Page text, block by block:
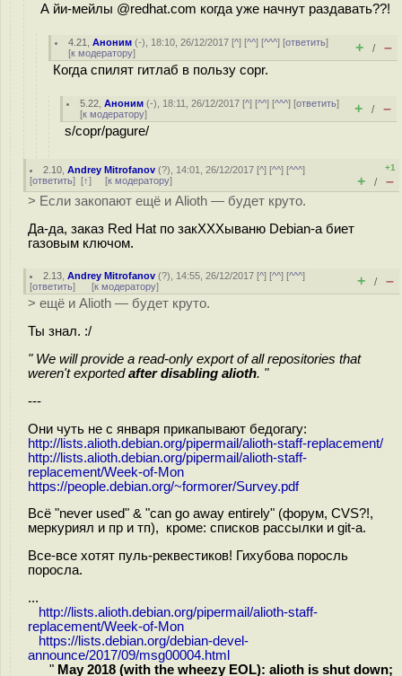
А йи-мейлы @redhat.com когда уже начнут раздавать??!
4.21 ,Аноним (-), 18:10, 26/12/2017 [^] [^^] [^^^] [ответить]
[к модератору] + / –
Когда спилят гитлаб в пользу copr.
5.22 ,Аноним (-), 18:11, 26/12/2017 [^] [^^] [^^^] [ответить]
[к модератору] + / –
s/copr/pagure/
2.10 ,Andrey Mitrofanov (?), 14:01, 26/12/2017 [^] [^^] [^^^]
[ответить] [↑] [к модератору]
+1
+ / –
> Если зaкопают ещё и Alioth — будет круто.
Да-да, заказ Red Hat по закXXXываню Debian-а биет
газовым ключом.
2.13 ,Andrey Mitrofanov (?), 14:55, 26/12/2017 [^] [^^] [^^^]
[ответить] [к модератору] + / –
> ещё и Alioth — будет круто.
Ты знал. :/
" We will provide a read-only export of all repositories that
weren't exportedafter disabling alioth. "
---
Они чуть не с января прикапывают бедогагу:
http://lists.alioth.debian.org/pipermail/alioth-staff-replacement/
http://lists.alioth.debian.org/pipermail/alioth-staff-
replacement/Week-of-Mon
https://people.debian.org/~formorer/Survey.pdf
Всё "never used" & "can go away entirely" (форум, CVS?!,
меркуриял и пр и тп), кроме: списков рассылки и git-а.
Все-все хотят пуль-реквестиков! Гихубова поросль
поросла.
...
http://lists.alioth.debian.org/pipermail/alioth-staff-
replacement/Week-of-Mon
https://lists.debian.org/debian-devel-
announce/2017/09/msg00004.html
" May 2018 (with the wheezy EOL): alioth is shut down;